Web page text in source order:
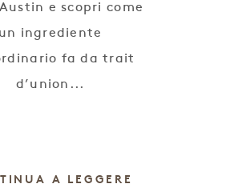
e scopri come
un ingrediente
fa da trait
d’union...
A LEGGERE